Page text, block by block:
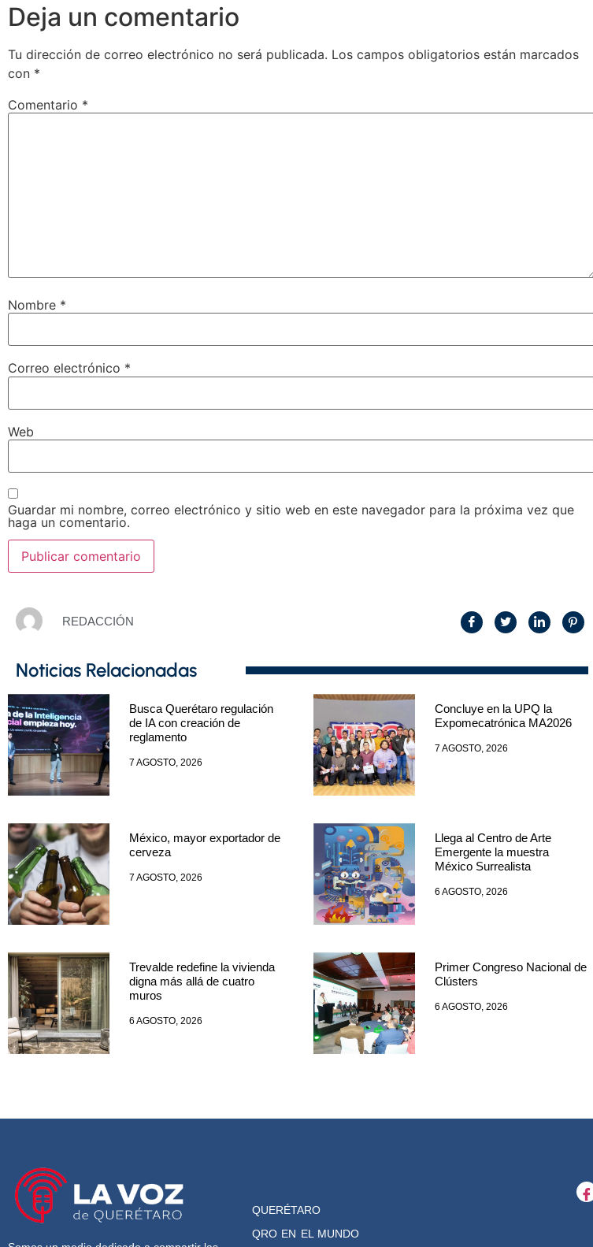
Deja un comentario
Tu dirección de correo electrónico no será publicada. Los campos obligatorios están marcados
con *
Comentario *
Nombre *
Correo electrónico *
Web
Guardar mi nombre, correo electrónico y sitio web en este navegador para la próxima vez que
haga un comentario.
REDACCIÓN
Noticias Relacionadas
Busca Querétaro regulación
de IA con creación de
reglamento
7 AGOSTO, 2026
Concluye en la UPQ la
Expomecatrónica MA2026
7 AGOSTO, 2026
México, mayor exportador de
cerveza
7 AGOSTO, 2026
Llega al Centro de Arte
Emergente la muestra
México Surrealista
6 AGOSTO, 2026
Trevalde redefine la vivienda
digna más allá de cuatro
muros
6 AGOSTO, 2026
Primer Congreso Nacional de
Clústers
6 AGOSTO, 2026
QUERÉTARO
QRO EN EL MUNDO